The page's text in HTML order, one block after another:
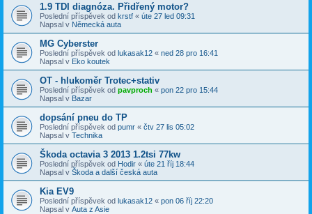
1.9 TDI diagnóza. Přidřený motor?
Poslední příspěvek od krstf « úte 27 led 09:31
Napsal v Německá auta
MG Cyberster
Poslední příspěvek od lukasak12 « ned 28 pro 16:41
Napsal v Eko koutek
OT - hlukoměr Trotec+stativ
Poslední příspěvek od pavproch « pon 22 pro 15:44
Napsal v Bazar
dopsání pneu do TP
Poslední příspěvek od pumr « čtv 27 lis 05:02
Napsal v Technika
Škoda octavia 3 2013 1.2tsi 77kw
Poslední příspěvek od Hodir « úte 21 říj 18:44
Napsal v Škoda a další česká auta
Kia EV9
Poslední příspěvek od lukasak12 « pon 06 říj 22:20
Napsal v Auta z Asie